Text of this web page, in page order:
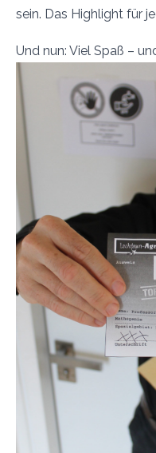
sein. Das Highlight für
Und nun: Viel Spaß –